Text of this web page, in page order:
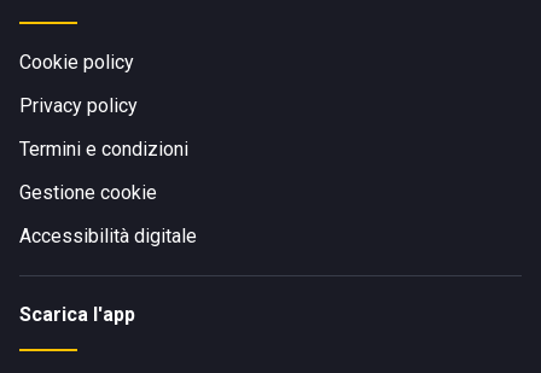
Cookie policy
Privacy policy
Termini e condizioni
Gestione cookie
Accessibilità digitale
Scarica l'app